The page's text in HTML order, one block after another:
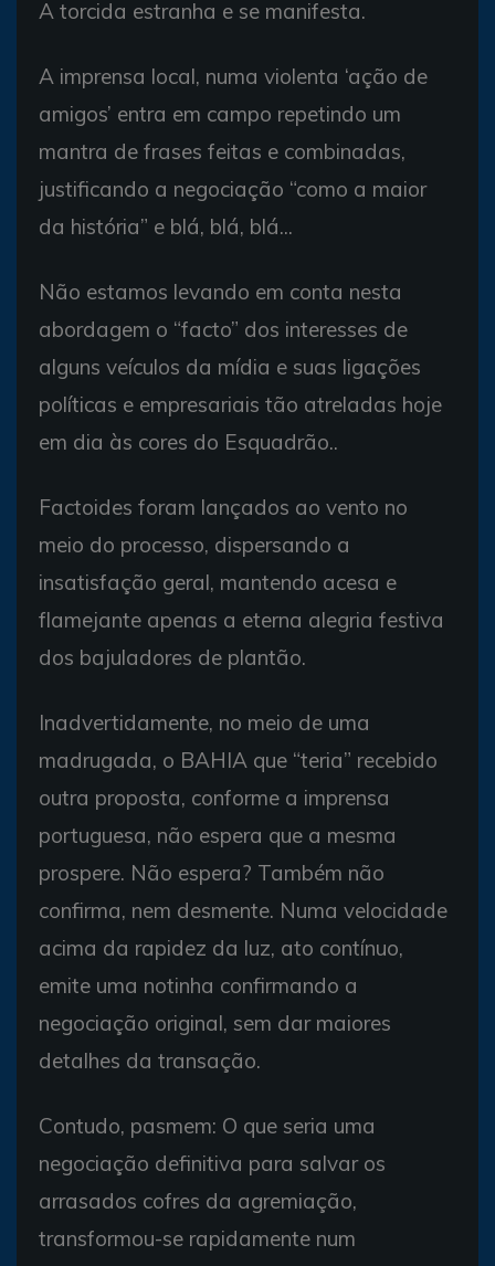
A torcida estranha e se manifesta.
A imprensa local, numa violenta ‘ação de
amigos’ entra em campo repetindo um
mantra de frases feitas e combinadas,
justificando a negociação “como a maior
da história” e blá, blá, blá...
Não estamos levando em conta nesta
abordagem o “facto” dos interesses de
alguns veículos da mídia e suas ligações
políticas e empresariais tão atreladas hoje
em dia às cores do Esquadrão..
Factoides foram lançados ao vento no
meio do processo, dispersando a
insatisfação geral, mantendo acesa e
flamejante apenas a eterna alegria festiva
dos bajuladores de plantão.
Inadvertidamente, no meio de uma
madrugada, o BAHIA que “teria” recebido
outra proposta, conforme a imprensa
portuguesa, não espera que a mesma
prospere. Não espera? Também não
confirma, nem desmente. Numa velocidade
acima da rapidez da luz, ato contínuo,
emite uma notinha confirmando a
negociação original, sem dar maiores
detalhes da transação.
Contudo, pasmem: O que seria uma
negociação definitiva para salvar os
arrasados cofres da agremiação,
transformou-se rapidamente num